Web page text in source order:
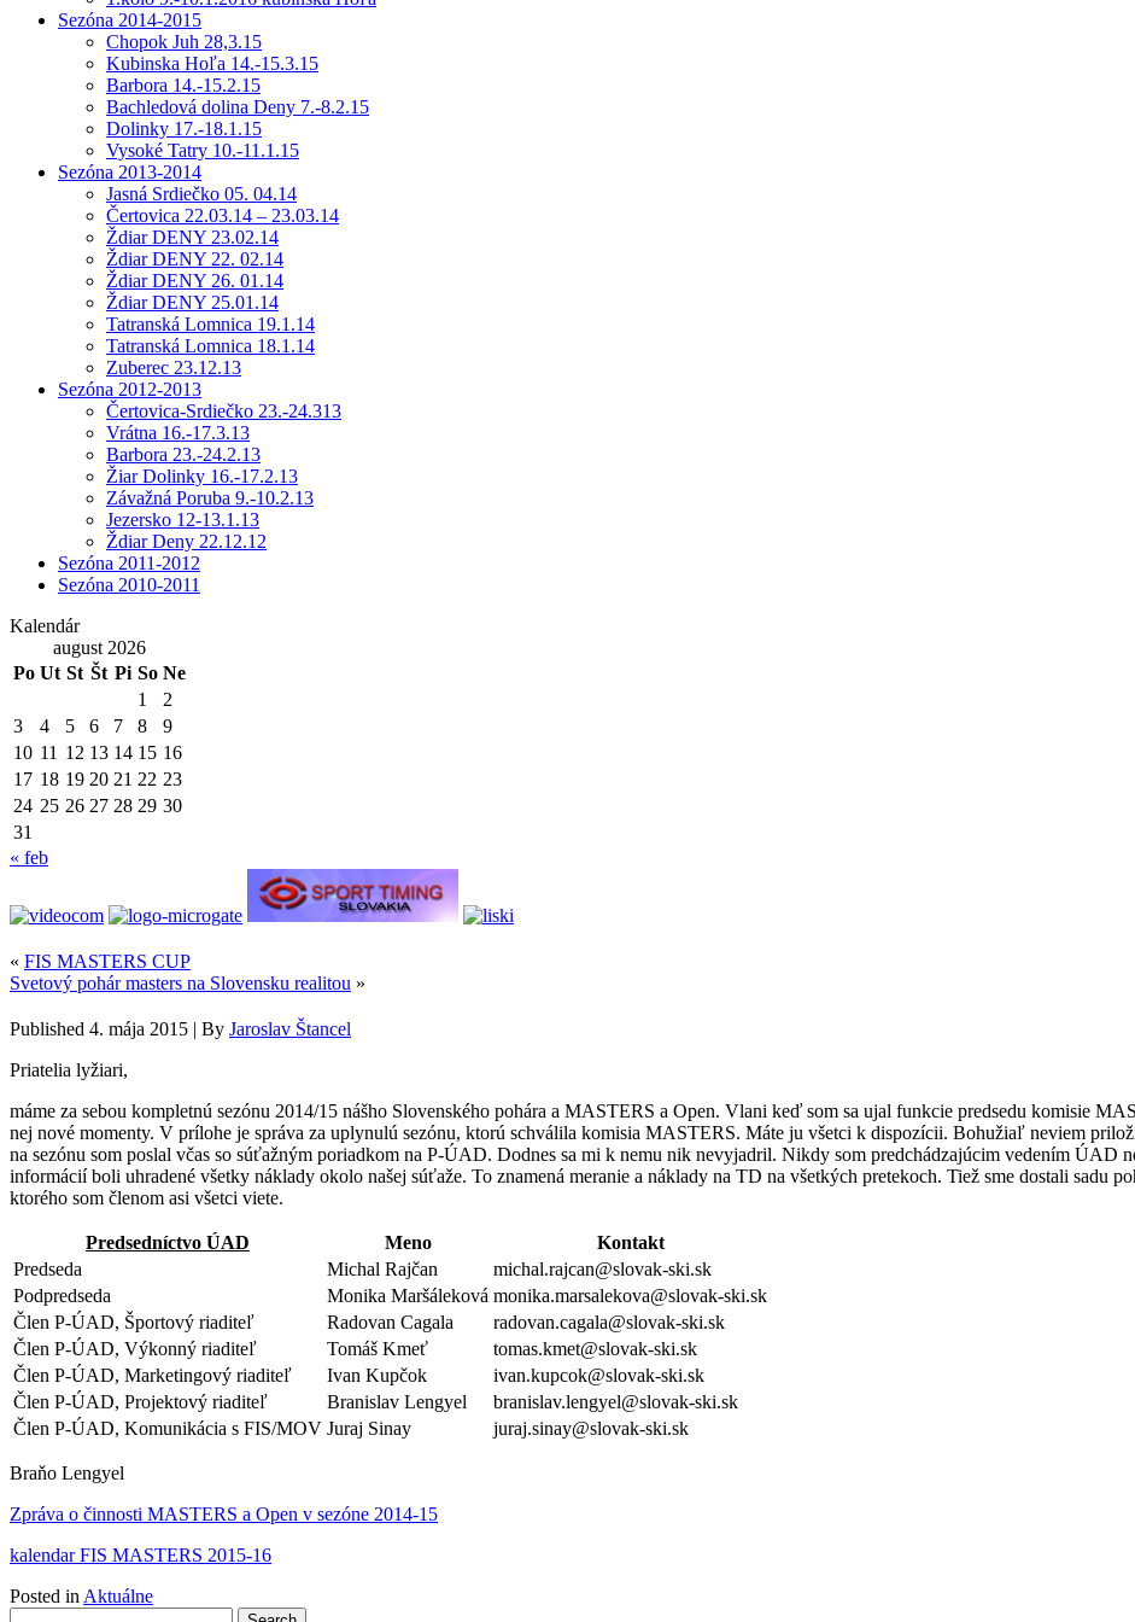
Sezóna 2014-2015
Chopok Juh 28,3.15
Kubinska Hoľa 14.-15.3.15
Barbora 14.-15.2.15
Bachledová dolina Deny 7.-8.2.15
Dolinky 17.-18.1.15
Vysoké Tatry 10.-11.1.15
Sezóna 2013-2014
Jasná Srdiečko 05. 04.14
Čertovica 22.03.14 – 23.03.14
Ždiar DENY 23.02.14
Ždiar DENY 22. 02.14
Ždiar DENY 26. 01.14
Ždiar DENY 25.01.14
Tatranská Lomnica 19.1.14
Tatranská Lomnica 18.1.14
Zuberec 23.12.13
Sezóna 2012-2013
Čertovica-Srdiečko 23.-24.313
Vrátna 16.-17.3.13
Barbora 23.-24.2.13
Žiar Dolinky 16.-17.2.13
Závažná Poruba 9.-10.2.13
Jezersko 12-13.1.13
Ždiar Deny 22.12.12
Sezóna 2011-2012
Sezóna 2010-2011
Kalendár
august 2026
Po Ut St Št Pi So Ne
1
2
3
4 5 6 7 8
9
10 11 12 13 14 15 16
17 18 19 20 21 22 23
24 25 26 27 28 29 30
31
« feb
« FIS MASTERS CUP
Svetový pohár masters na Slovensku realitou »
Published 4. mája 2015 | By Jaroslav Štancel
Priatelia lyžiari,
máme za sebou kompletnú sezónu 2014/15 nášho Slovenského pohára a MASTERS a Open. Vlani keď som sa ujal funkcie predsedu komisie
nej nové momenty. V prílohe je správa za uplynulú sezónu, ktorú schválila komisia MASTERS. Máte ju všetci k dispozícii. Bohužiaľ neviem
na sezónu som poslal včas so súťažným poriadkom na P-ÚAD. Dodnes sa mi k nemu nik nevyjadril. Nikdy som predchádzajúcim vedením ÚAD
informácií boli uhradené všetky náklady okolo našej súťaže. To znamená meranie a náklady na TD na všetkých pretekoch. Tiež sme dostali sadu
ktorého som členom asi všetci viete.
Predsedníctvo ÚAD Meno
Kontakt
Predseda
Michal Rajčan
michal.rajcan@slovak-ski.sk
Podpredseda
Monika Maršáleková monika.marsalekova@slovak-ski.sk
Člen P-ÚAD, Športový riaditeľ
Radovan Cagala
radovan.cagala@slovak-ski.sk
Člen P-ÚAD, Výkonný riaditeľ
Tomáš Kmeť
tomas.kmet@slovak-ski.sk
Člen P-ÚAD, Marketingový riaditeľ
Ivan Kupčok
ivan.kupcok@slovak-ski.sk
Člen P-ÚAD, Projektový riaditeľ
Branislav Lengyel
branislav.lengyel@slovak-ski.sk
Člen P-ÚAD, Komunikácia s FIS/MOV Juraj Sinay juraj.sinay@slovak-ski.sk
Braňo Lengyel
Zpráva o činnosti MASTERS a Open v sezóne 2014-15
kalendar FIS MASTERS 2015-16
Posted in Aktuálne